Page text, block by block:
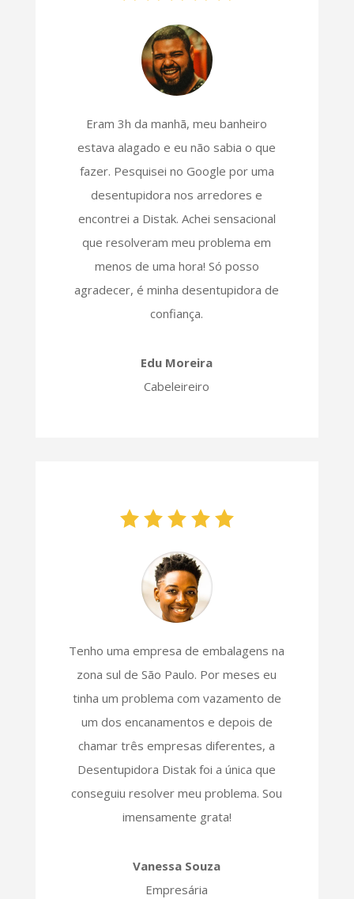
Eram 3h da manhã, meu banheiro
estava alagado e eu não sabia o que
fazer. Pesquisei no Google por uma
desentupidora nos arredores e
encontrei a Distak. Achei sensacional
que resolveram meu problema em
menos de uma hora! Só posso
agradecer, é minha desentupidora de
confiança.
Edu Moreira
Cabeleireiro
Tenho uma empresa de embalagens na
zona sul de São Paulo. Por meses eu
tinha um problema com vazamento de
um dos encanamentos e depois de
chamar três empresas diferentes, a
Desentupidora Distak foi a única que
conseguiu resolver meu problema. Sou
imensamente grata!
Vanessa Souza
Empresária